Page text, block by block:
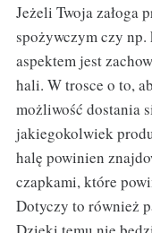
Jeżeli Twoja załoga
spożywczym czy
aspektem jest
hali. W trosce o to,
możliwość dostania
jakiegokolwiek
halę powinien
czapkami, które
Dotyczy to również